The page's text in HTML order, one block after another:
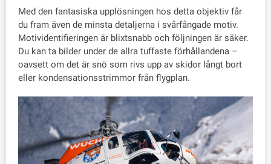
Med den fantasiska upplösningen hos detta objektiv får
du fram även de minsta detaljerna i svårfångade motiv.
Motividentifieringen är blixtsnabb och följningen är säker.
Du kan ta bilder under de allra tuffaste förhållandena –
oavsett om det är snö som rivs upp av skidor långt bort
eller kondensationsstrimmor från flygplan.